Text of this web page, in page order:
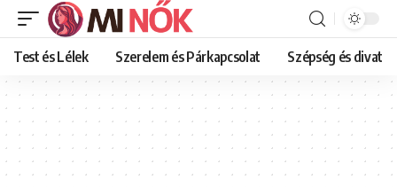
Test és Lélek Szerelem és Párkapcsolat Szépség és divat